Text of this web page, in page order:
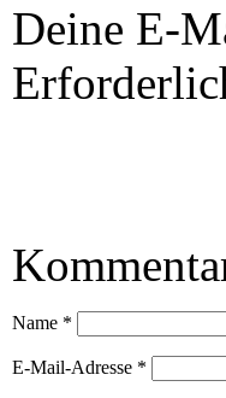
Deine E-
Name *
E-Mail-Adresse *